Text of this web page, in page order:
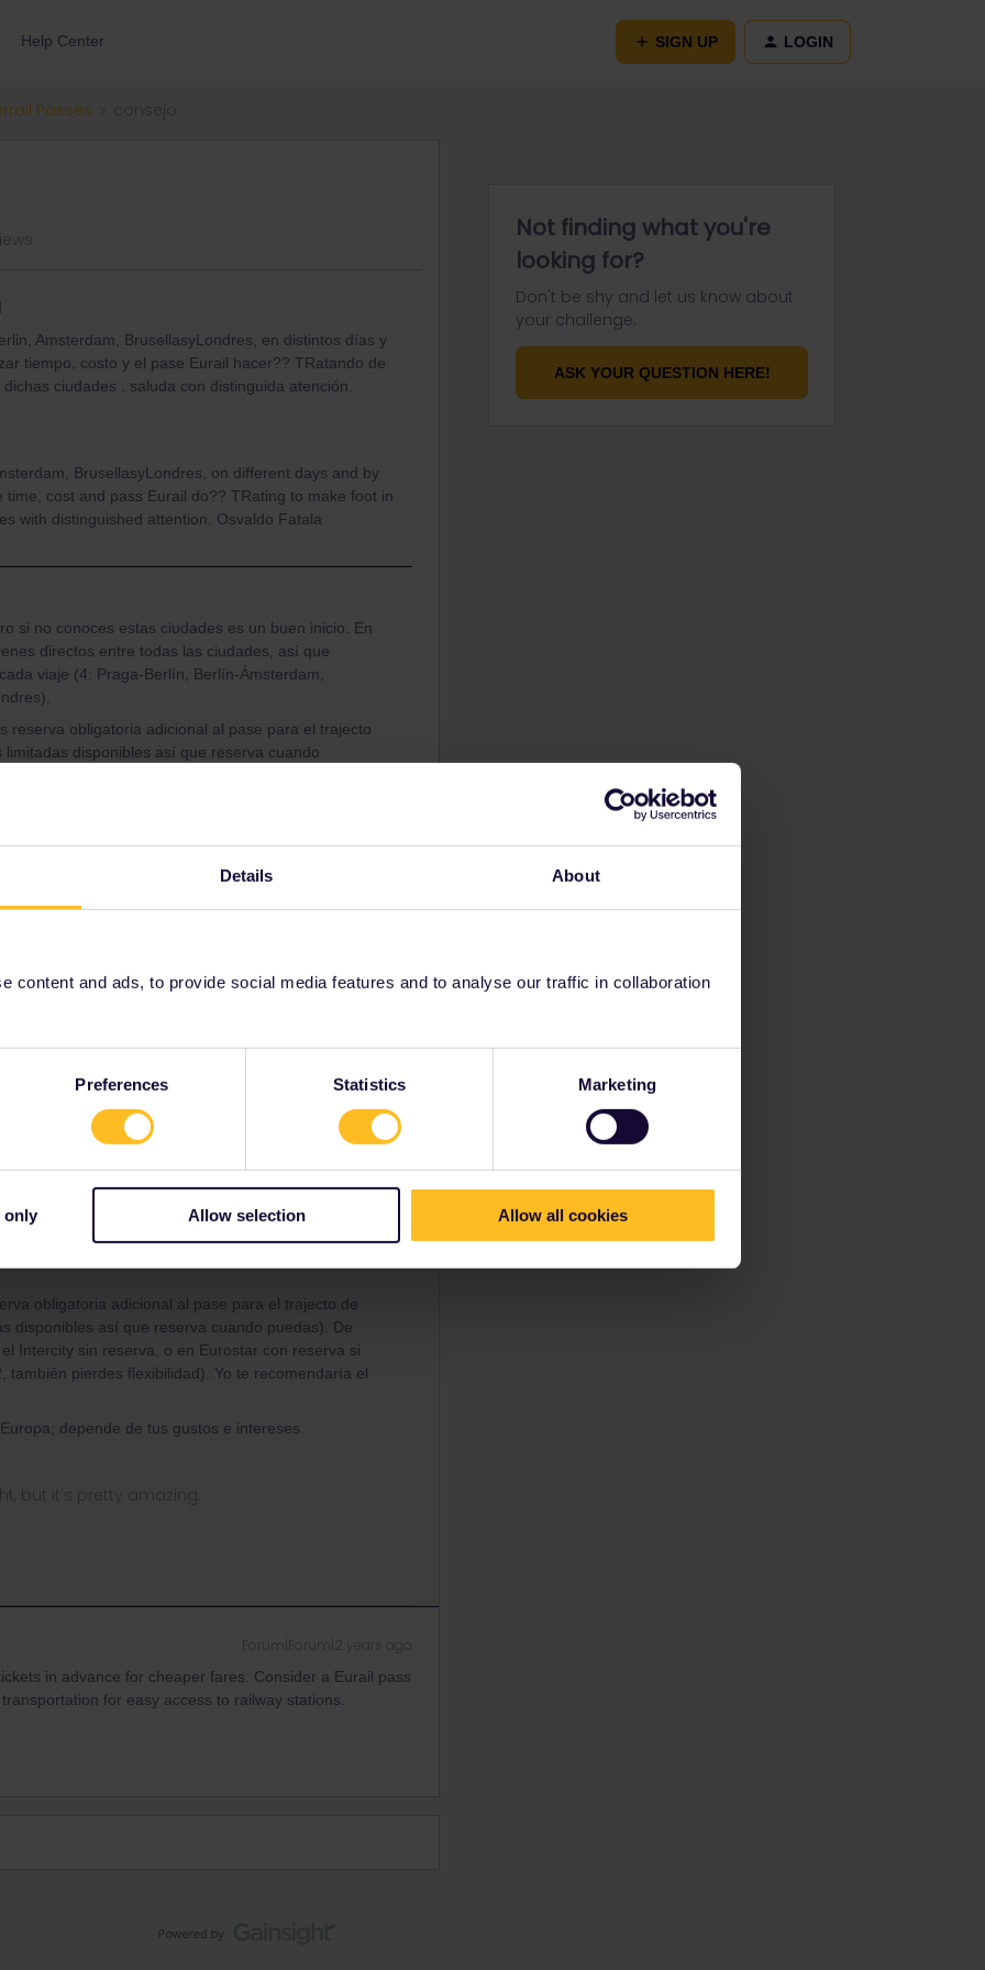
Details About
content and ads, to provide social media features and to analyse our traffic in collaboration
Preferences Statistics Marketing
only Allow selection Allow all cookies
Help Center SIGN UP LOGIN
Passes
Amsterdam, BrusellasyLondres, en distintos días y
tiempo, costo y el pase Eurail hacer?? TRatando de
ciudades . saluda con distinguida atención.
BrusellasyLondres, on different days and by
cost and pass Eurail do?? TRating to make foot in
with distinguished attention. Osvaldo Fatala
si no conoces estas ciudades es un buen inicio. En
directos entre todas las ciudades, así que
viaje (4: Praga-Berlín, Berlín-Ámsterdam,
reserva obligatoria adicional al pase para el trajecto
disponibles así que reserva cuando
Forum|Forum|2 years ago
conoces estas ciudades es un buen inicio. En en
entre todas las ciudades, así que calcularía con un
Berlín-Ámsterdam, Ámsterdam-Bruselas y Bruselas-
obligatoria adicional al pase para el trajecto de
disponibles así que reserva cuando puedas). De
Intercity sin reserva, o en Eurostar con reserva si
también pierdes flexibilidad). Yo te recomendaría el
depende de tus gustos e intereses.
but it's pretty amazing.
Forum|Forum|2 years ago
in advance for cheaper fares. Consider a Eurail pass
for easy access to railway stations.
Not finding what you're
looking for?
Don't be shy and let us know about
your challenge.
ASK YOUR QUESTION HERE!